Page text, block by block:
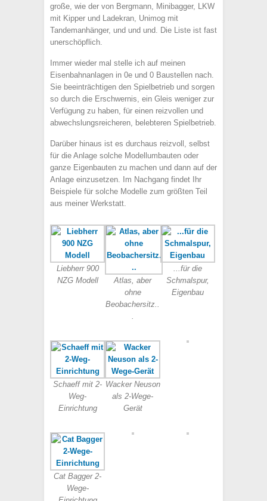
große, wie der von Bergmann, Minibagger, LKW
mit Kipper und Ladekran, Unimog mit
Tandemanhänger, und und und. Die Liste ist fast
unerschöpflich.
Immer wieder mal stelle ich auf meinen
Eisenbahnanlagen in 0e und 0 Baustellen nach.
Sie beeinträchtigen den Spielbetrieb und sorgen
so durch die Erschwernis, ein Gleis weniger zur
Verfügung zu haben, für einen reizvollen und
abwechslungsreicheren, belebteren Spielbetrieb.
Darüber hinaus ist es durchaus reizvoll, selbst
für die Anlage solche Modellumbauten oder
ganze Eigenbauten zu machen und dann auf der
Anlage einzusetzen. Im Nachgang findet Ihr
Beispiele für solche Modelle zum größten Teil
aus meiner Werkstatt.
Liebherr 900
NZG Modell
Atlas, aber
ohne
Beobachersitz..
.
...für die
Schmalspur,
Eigenbau
Schaeff mit 2-
Weg-
Einrichtung
Wacker Neuson
als 2-Wege-
Gerät
Cat Bagger 2-
Wege-